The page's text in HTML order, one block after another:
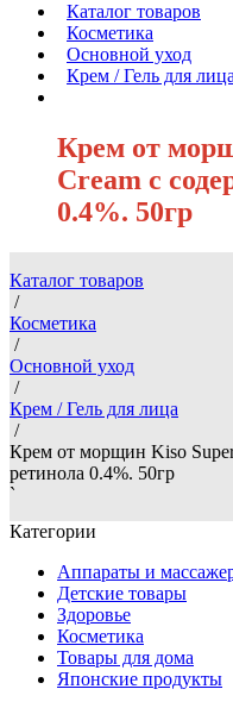
Каталог товаров
Косметика
Основной уход
Крем / Гель для лица
Крем от
Cream с
0.4%. 50гр
Каталог товаров
/
Косметика
/
Основной уход
/
Крем / Гель для лица
/
Крем от морщин Kiso
ретинола 0.4%. 50гр
`
Категории
Аппараты и
Детские товары
Здоровье
Косметика
Товары для дома
Японские продукты